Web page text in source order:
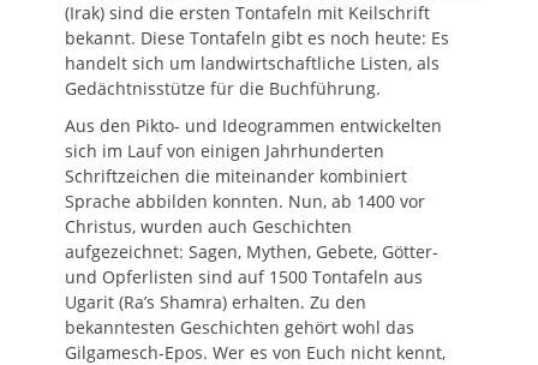
(Irak) sind die ersten Tontafeln mit Keilschrift
bekannt. Diese Tontafeln gibt es noch heute: Es
handelt sich um landwirtschaftliche Listen, als
Gedächtnisstütze für die Buchführung.
Aus den Pikto- und Ideogrammen entwickelten
sich im Lauf von einigen Jahrhunderten
Schriftzeichen die miteinander kombiniert
Sprache abbilden konnten. Nun, ab 1400 vor
Christus, wurden auch Geschichten
aufgezeichnet: Sagen, Mythen, Gebete, Götter-
und Opferlisten sind auf 1500 Tontafeln aus
Ugarit (Ra’s Shamra) erhalten. Zu den
bekanntesten Geschichten gehört wohl das
Gilgamesch-Epos. Wer es von Euch nicht kennt,